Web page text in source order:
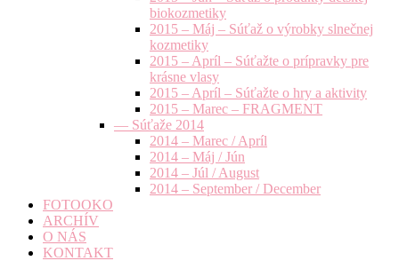
biokozmetiky
2015 – Máj – Súťaž o výrobky slnečnej
kozmetiky
2015 – Apríl – Súťažte o prípravky pre
krásne vlasy
2015 – Apríl – Súťažte o hry a aktivity
2015 – Marec – FRAGMENT
— Súťaže 2014
2014 – Marec / Apríl
2014 – Máj / Jún
2014 – Júl / August
2014 – September / December
FOTOOKO
ARCHÍV
O NÁS
KONTAKT